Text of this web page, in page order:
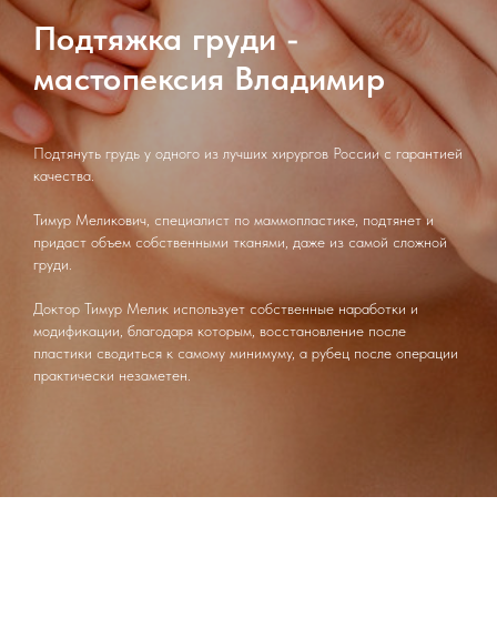
Подтяжка груди -
мастопексия Владимир
Подтянуть грудь у одного из лучших хирургов России с гарантией
качества.
Тимур Меликович, специалист по маммопластике, подтянет и
придаст объем собственными тканями, даже из самой сложной
груди.
Доктор Тимур Мелик использует собственные наработки и
модификации, благодаря которым, восстановление после
пластики сводиться к самому минимуму, а рубец после операции
практически незаметен.